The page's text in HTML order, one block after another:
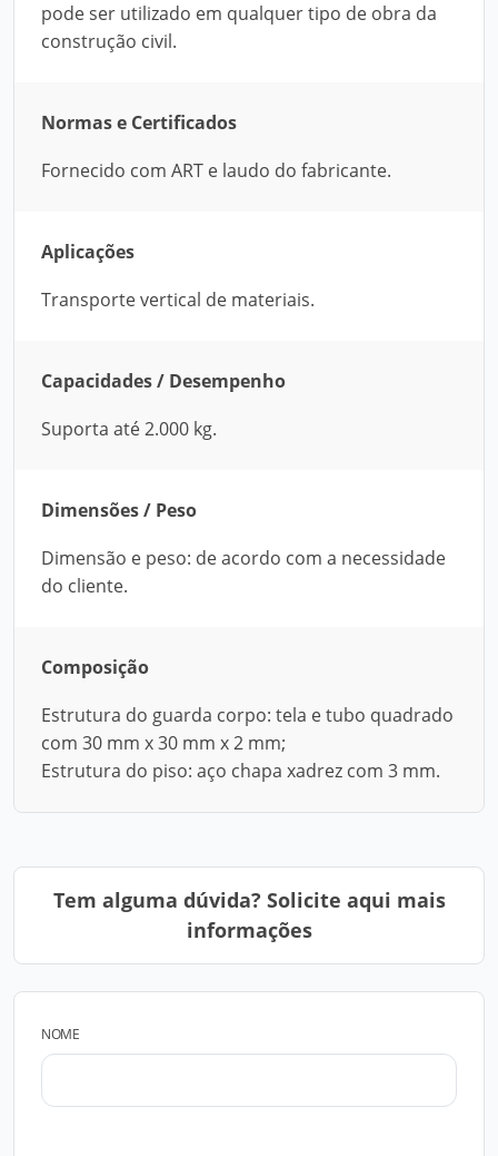
pode ser utilizado em qualquer tipo de obra da
construção civil.
Normas e Certificados
Fornecido com ART e laudo do fabricante.
Aplicações
Transporte vertical de materiais.
Capacidades / Desempenho
Suporta até 2.000 kg.
Dimensões / Peso
Dimensão e peso: de acordo com a necessidade
do cliente.
Composição
Estrutura do guarda corpo: tela e tubo quadrado
com 30 mm x 30 mm x 2 mm;
Estrutura do piso: aço chapa xadrez com 3 mm.
Tem alguma dúvida? Solicite aqui mais
informações
NOME